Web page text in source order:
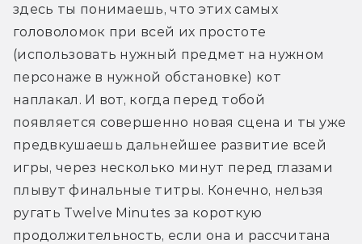
здесь ты понимаешь, что этих самых
головоломок при всей их простоте
(использовать нужный предмет на нужном
персонаже в нужной обстановке) кот
наплакал. И вот, когда перед тобой
появляется совершенно новая сцена и ты уже
предвкушаешь дальнейшее развитие всей
игры, через несколько минут перед глазами
плывут финальные титры. Конечно, нельзя
ругать Twelve Minutes за короткую
продолжительность, если она и рассчитана